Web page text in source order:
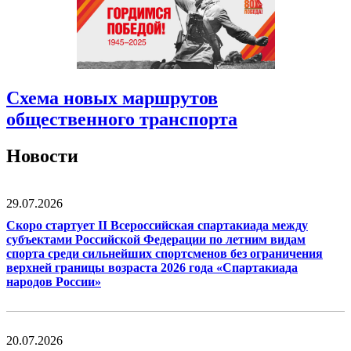
Схема новых маршрутов
общественного транспорта
Новости
29.07.2026
Скоро стартует II Всероссийская спартакиада между
субъектами Российской Федерации по летним видам
спорта среди сильнейших спортсменов без ограничения
верхней границы возраста 2026 года «Спартакиада
народов России»
20.07.2026